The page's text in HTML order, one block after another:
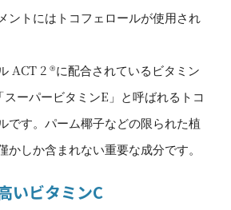
ントにはトコフェロールが使用され
ACT 2 ®に配合されているビタミン
スーパービタミンE」と呼ばれるトコ
です。パーム椰子などの限られた植
かしか含まれない重要な成分です。
いビタミンC